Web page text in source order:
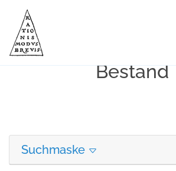
Erweiterte Suche
Bestand
Suchmaske